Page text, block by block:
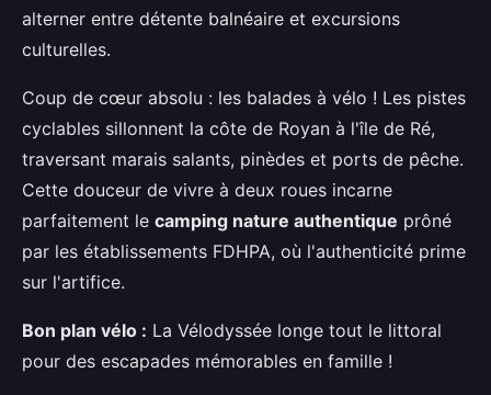
alterner entre détente balnéaire et excursions
culturelles.
Coup de cœur absolu : les balades à vélo ! Les pistes
cyclables sillonnent la côte de Royan à l'île de Ré,
traversant marais salants, pinèdes et ports de pêche.
Cette douceur de vivre à deux roues incarne
parfaitement le camping nature authentique prôné
par les établissements FDHPA, où l'authenticité prime
sur l'artifice.
Bon plan vélo : La Vélodyssée longe tout le littoral
pour des escapades mémorables en famille !